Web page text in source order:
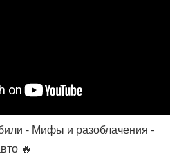
- Мифы и разоблачения -
🔥